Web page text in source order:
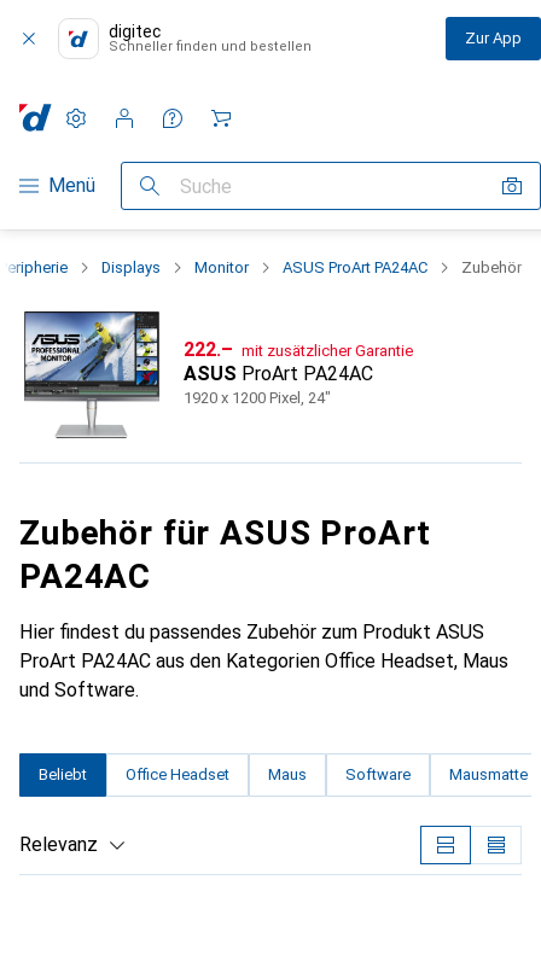
digitec
Schneller finden und bestellen Zur App
Navigation nach Kategorien
Menü Suche
Einstellungen
Kundenkonto
Vergleichslisten
Merklisten
Warenkorb
Peripherie Displays Monitor ASUS ProArt PA24AC Zubehör
CHF
222.– mit zusätzlicher Garantie
ASUS ProArt PA24AC
1920 x 1200 Pixel, 24"
Zubehör für ASUS ProArt
PA24AC
Hier findest du passendes Zubehör zum Produkt ASUS
ProArt PA24AC aus den Kategorien Office Headset, Maus
und Software.
Beliebt Office Headset Maus Software Mausmatte
Relevanz